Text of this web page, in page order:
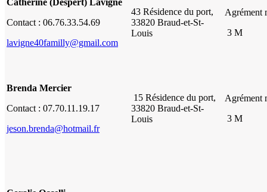
Catherine (Despert) Lavigne
Contact : 06.76.33.54.69
lavigne40familly@gmail.com
43 Résidence du port,
33820 Braud-et-St-
Louis
Agrément
3 M
Brenda Mercier
Contact : 07.70.11.19.17
jeson.brenda@hotmail.fr
15 Résidence du port,
33820 Braud-et-St-
Louis
Agrément
3 M